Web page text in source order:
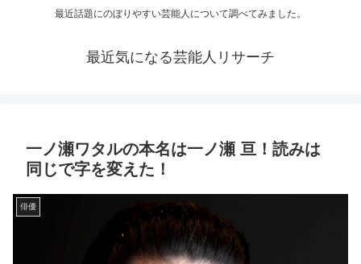
最近話題にのぼりやすい芸能人について調べてみました。
最近気になる芸能人リサーチ
一ノ瀬ワタルの本名は一ノ瀬 亘！読みは
同じで字を変えた！
俳優